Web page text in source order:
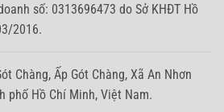
số: 0313696473 do Sở KHĐT Hồ
2016.
Chàng, Ấp Gót Chàng, Xã An Nhơn
phố Hồ Chí Minh, Việt Nam.